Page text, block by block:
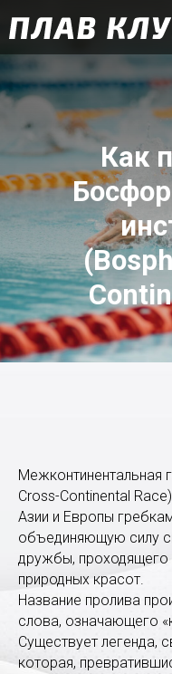
Как
Межконтинентальная
Cross-Continental
Азии и Европы
объединяющую силу
дружбы, проходящего
природных красот.
Название пролива
слова, означающего
Существует легенда,
которая,